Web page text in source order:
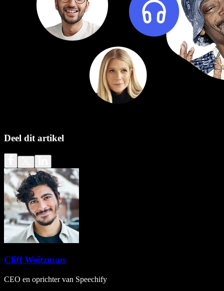
Deel dit artikel
Cliff Weitzman
CEO en oprichter van Speechify